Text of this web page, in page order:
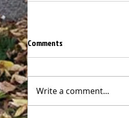
Comments
Write a comment...